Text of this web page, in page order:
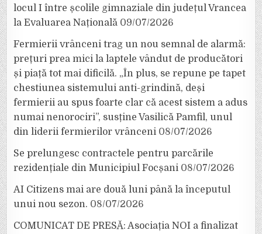
locul I între școlile gimnaziale din județul Vrancea
la Evaluarea Națională 09/07/2026
Fermierii vrânceni trag un nou semnal de alarmă:
prețuri prea mici la laptele vândut de producători
și piață tot mai dificilă. „În plus, se repune pe tapet
chestiunea sistemului anti-grindină, deși
fermierii au spus foarte clar că acest sistem a adus
numai nenorociri”, susține Vasilică Pamfil, unul
din liderii fermierilor vrânceni 08/07/2026
Se prelungesc contractele pentru parcările
rezidențiale din Municipiul Focșani 08/07/2026
AI Citizens mai are două luni până la începutul
unui nou sezon. 08/07/2026
COMUNICAT DE PRESĂ: Asociația NOI a finalizat